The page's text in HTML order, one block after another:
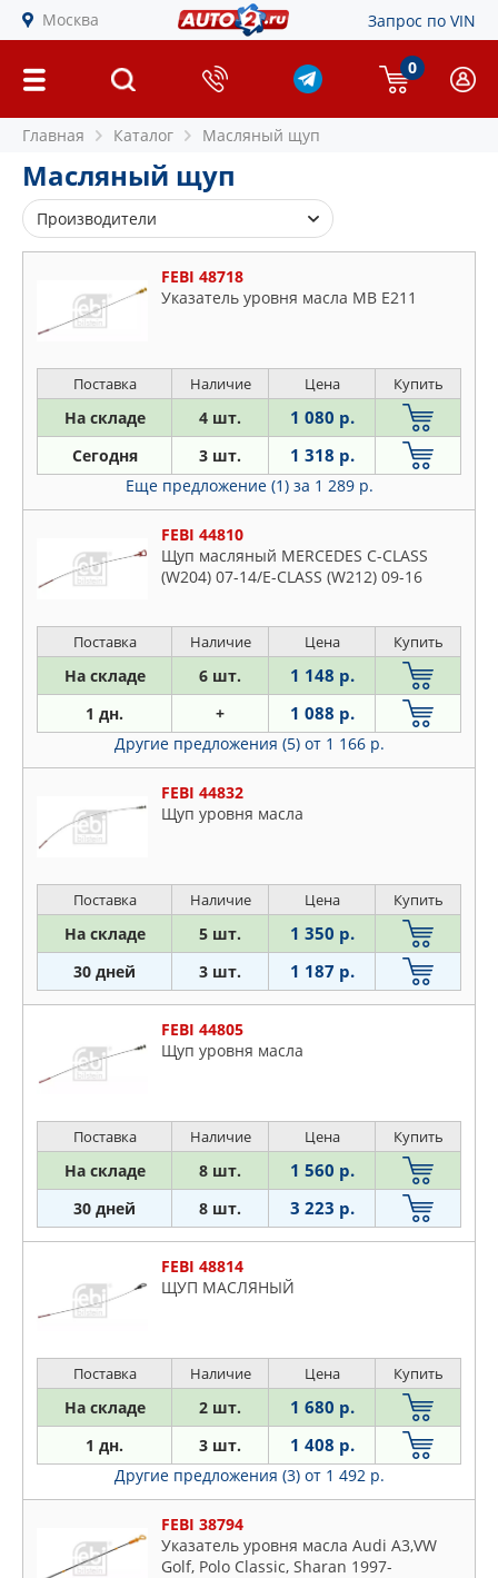
Москва Запрос по VIN
0
Главная Каталог Масляный щуп
Масляный щуп
Производители
BIRTH
FEBI
IVECO
JP GROUP
MERCEDES
METALCAUCHO
PEUGEOT
RENAULT
SWAG
TORK
VIKA
FEBI 48718
Указатель уровня масла MB E211
Поставка Наличие Цена Купить
На складе 4 шт. 1 080 р.
Сегодня 3 шт. 1 318 р.
Еще предложение (1) за 1 289 р.
FEBI 44810
Щуп масляный MERCEDES C-CLASS
(W204) 07-14/E-CLASS (W212) 09-16
Поставка Наличие Цена Купить
На складе 6 шт. 1 148 р.
1 дн. + 1 088 р.
Другие предложения (5) от 1 166 р.
FEBI 44832
Щyп ypoвня мacлa
Поставка Наличие Цена Купить
На складе 5 шт. 1 350 р.
30 дней 3 шт. 1 187 р.
FEBI 44805
Щyп ypoвня мacлa
Поставка Наличие Цена Купить
На складе 8 шт. 1 560 р.
30 дней 8 шт. 3 223 р.
FEBI 48814
ЩУП МАСЛЯНЫЙ
Поставка Наличие Цена Купить
На складе 2 шт. 1 680 р.
1 дн. 3 шт. 1 408 р.
Другие предложения (3) от 1 492 р.
FEBI 38794
Указатель уровня масла Audi A3,VW
Golf, Polo Classic, Sharan 1997-